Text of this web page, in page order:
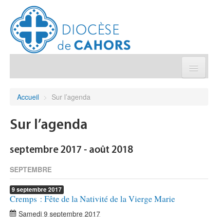
Agenda diocésain
Je donne
Accueil > Sur l’agenda
Sur l’agenda
septembre 2017 - août 2018
SEPTEMBRE
9 septembre2017
Cremps : Fête de la Nativité de la Vierge Marie
Samedi 9 septembre 2017